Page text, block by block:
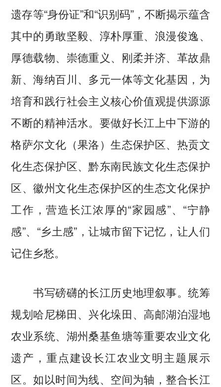
遗存等“身份证”和“识别码”，不断揭示蕴含
其中的勇敢坚毅、淳朴厚重、浪漫俊逸、
厚德载物、崇德重义、刚柔并济、革故鼎
新、海纳百川、多元一体等文化基因，为
培育和践行社会主义核心价值观提供源源
不断的精神活水。要做好长江上中下游的
格萨尔文化（果洛）生态保护区、热贡文
化生态保护区、黔东南民族文化生态保护
区、徽州文化生态保护区的生态文化保护
工作，营造长江浓厚的“家园感”、“宁静
感”、“乡土感”，让城市留下记忆，让人们
记住乡愁。
书写磅礴的长江历史地理叙事。统筹
规划哈尼梯田、兴化垛田、高邮湖泊湿地
农业系统、湖州桑基鱼塘等重要农业文化
遗产，重点建设长江农业文明主题展示
区。如以时间为线、空间为轴，整合长江